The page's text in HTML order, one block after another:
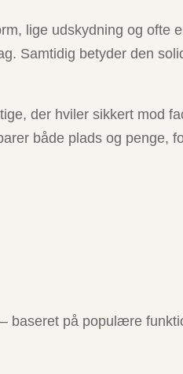
lige udskydning og ofte
Samtidig betyder den
der hviler sikkert mod
både plads og penge,
baseret på populære